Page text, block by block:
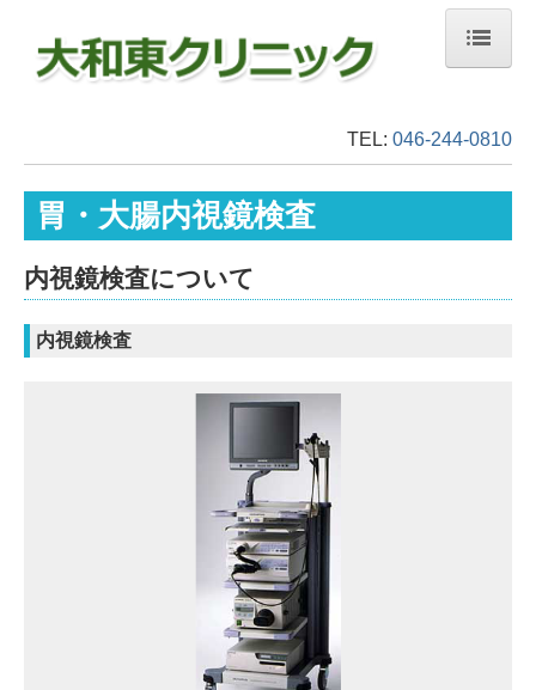
初診の方へ
診療案内
胃・大腸内視鏡検査
痔の日帰り手術
TEL: 046-244-0810
胃・大腸内視鏡検査
内視鏡検査について
内視鏡検査